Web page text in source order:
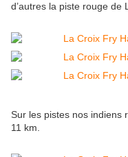
d’autres la piste rouge de
Sur les pistes nos indiens
11 km.